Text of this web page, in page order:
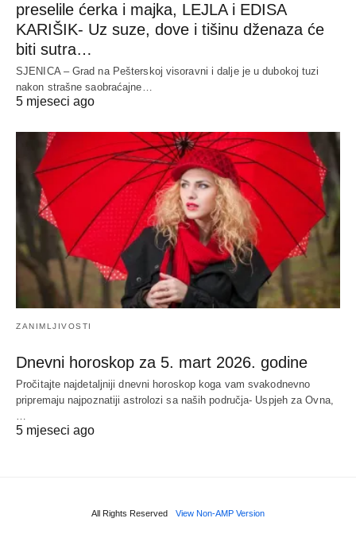
preselile ćerka i majka, LEJLA i EDISA
KARIŠIK- Uz suze, dove i tišinu dženaza će
biti sutra…
SJENICA – Grad na Pešterskoj visoravni i dalje je u dubokoj tuzi
nakon strašne saobraćajne…
5 mjeseci ago
ZANIMLJIVOSTI
Dnevni horoskop za 5. mart 2026. godine
Pročitajte najdetaljniji dnevni horoskop koga vam svakodnevno
pripremaju najpoznatiji astrolozi sa naših područja- Uspjeh za Ovna,
5 mjeseci ago
All Rights Reserved View Non-AMP Version